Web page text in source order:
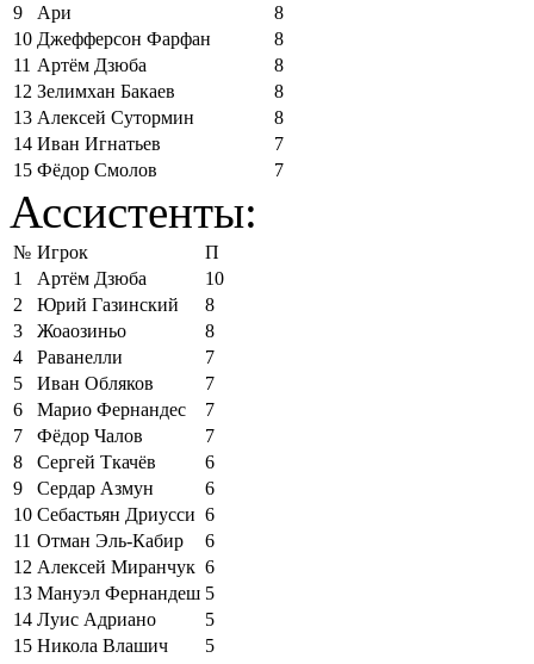
9
Ари
8
10 Джефферсон Фарфан
8
11 Артём Дзюба
8
12 Зелимхан Бакаев
8
13 Алексей Сутормин
8
14 Иван Игнатьев
7
15 Фёдор Смолов 7
Ассистенты:
№ Игрок
П
1
Артём Дзюба
10
2
Юрий Газинский
8
3
Жоаозиньо
8
4
Раванелли
7
5
Иван Обляков
7
6
Марио Фернандес
7
7
Фёдор Чалов
7
8
Сергей Ткачёв
6
9
Сердар Азмун
6
10 Себастьян Дриусси 6
11 Отман Эль-Кабир
6
12 Алексей Миранчук 6
13 Мануэл Фернандеш 5
14 Луис Адриано
5
15 Никола Влашич 5